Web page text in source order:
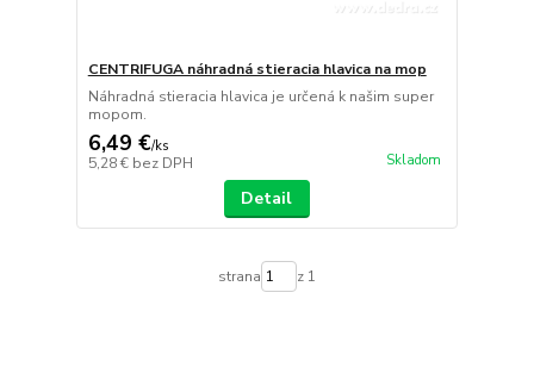
CENTRIFUGA náhradná stieracia hlavica na mop
Náhradná stieracia hlavica je určená k našim super
mopom.
6,49 €/ks
5,28 € bez DPH Skladom
Detail
strana z 1